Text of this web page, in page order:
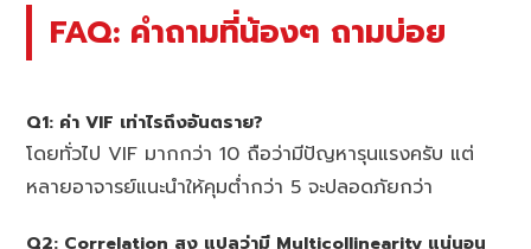
FAQ: คำถามที่น้องๆ ถามบ่อย
Q1: ค่า VIF เท่าไรถึงอันตราย?
โดยทั่วไป VIF มากกว่า 10 ถือว่ามีปัญหารุนแรงครับ แต่
หลายอาจารย์แนะนำให้คุมต่ำกว่า 5 จะปลอดภัยกว่า
Q2: Correlation สูง แปลว่ามี Multicollinearity แน่นอน